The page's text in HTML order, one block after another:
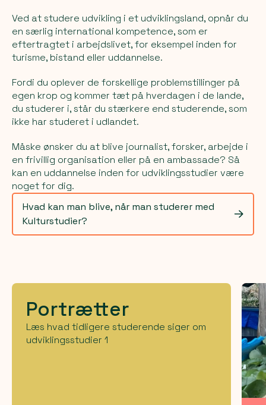
Ved at studere udvikling i et udviklingsland, opnår du
en særlig international kompetence, som er
eftertragtet i arbejdslivet, for eksempel inden for
turisme, bistand eller uddannelse.
Fordi du oplever de forskellige problemstillinger på
egen krop og kommer tæt på hverdagen i de lande,
du studerer i, står du stærkere end studerende, som
ikke har studeret i udlandet.
Måske ønsker du at blive journalist, forsker, arbejde i
en frivillig organisation eller på en ambassade? Så
kan en uddannelse inden for udviklingsstudier være
noget for dig.
Hvad kan man blive, når man studerer med
Kulturstudier?
Portrætter
Læs hvad tidligere studerende siger om
udviklingsstudier 1